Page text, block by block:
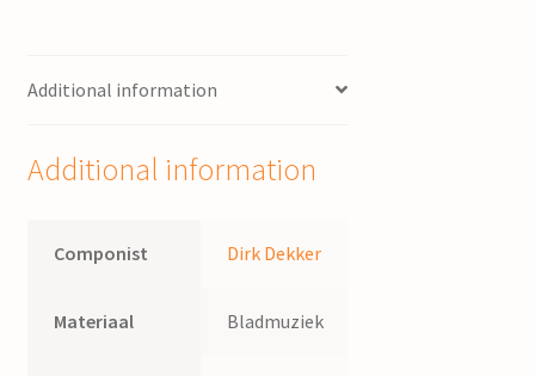
Additional information
Additional information
Componist Dirk Dekker
Materiaal Bladmuziek